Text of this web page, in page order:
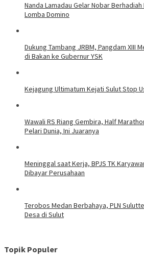
Nanda Lamadau Gelar Nobar Berhadiah
Lomba Domino
Dukung Tambang JRBM, Pangdam XIII
di Bakan ke Gubernur YSK
Kejagung Ultimatum Kejati Sulut Stop
Wawali RS Riang Gembira, Half
Pelari Dunia, Ini Juaranya
Meninggal saat Kerja, BPJS TK
Dibayar Perusahaan
Terobos Medan Berbahaya, PLN
Desa di Sulut
Topik Populer